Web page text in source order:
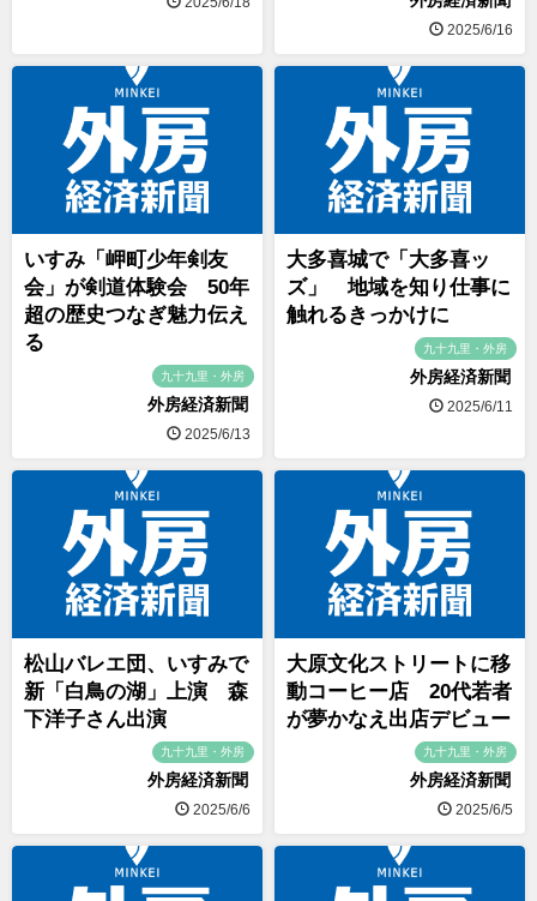
2025/6/16
いすみ「岬町少年剣友
会」が剣道体験会 50年
超の歴史つなぎ魅力伝え
る
九十九里・外房
外房経済新聞
2025/6/13
大多喜城で「大多喜ッ
ズ」 地域を知り仕事に
触れるきっかけに
九十九里・外房
外房経済新聞
2025/6/11
松山バレエ団、いすみで
新「白鳥の湖」上演 森
下洋子さん出演
九十九里・外房
外房経済新聞
2025/6/6
大原文化ストリートに移
動コーヒー店 20代若者
が夢かなえ出店デビュー
九十九里・外房
外房経済新聞
2025/6/5